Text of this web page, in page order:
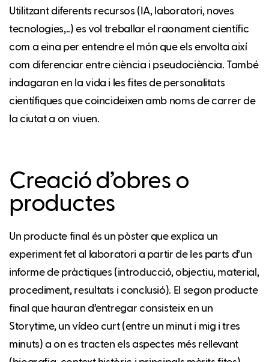
Utilitzant diferents recursos (IA, laboratori, noves
tecnologies,..) es vol treballar el raonament científic
com a eina per entendre el món que els envolta així
com diferenciar entre ciència i pseudociència. També
indagaran en la vida i les fites de personalitats
científiques que coincideixen amb noms de carrer de
la ciutat a on viuen.
Creació d’obres o
productes
Un producte final és un pòster que explica un
experiment fet al laboratori a partir de les parts d’un
informe de pràctiques (introducció, objectiu, material,
procediment, resultats i conclusió). El segon producte
final que hauran d’entregar consisteix en un
Storytime, un vídeo curt (entre un minut i mig i tres
minuts) a on es tracten els aspectes més rellevant